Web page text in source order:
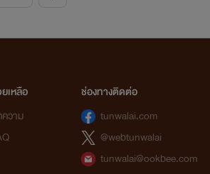
ารโฆษณาครั้งแรกได้กระทำ นอกราช
ระเทศไทยเป็นภาคีอยู่ด้วย หากได้มีการ
ราชอาณาจักรหรือในประเทศที่เป็นภาคี
คุ้มครองลิขสิทธิ์ซึ่ง ประเทศไทยเป็นภาคี
วันนับแต่วันที่ได้มีการโฆษณาครั้งแรก
เหลือ
วาม
ช่องทางติดต่อ
tunwalai.com
@webtunwalai
tunwalai@ookbee.com